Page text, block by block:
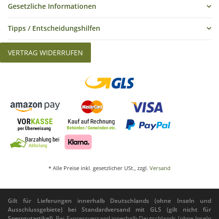
Gesetzliche Informationen
Tipps / Entscheidungshilfen
VERTRAG WIDERRUFEN
* Alle Preise inkl. gesetzlicher USt., zzgl. Versand
Gilt für Lieferungen innerhalb Deutschlands (ohne Inseln und
Ausschlussgebiete) bei Standardversand mit GLS (gilt nicht für